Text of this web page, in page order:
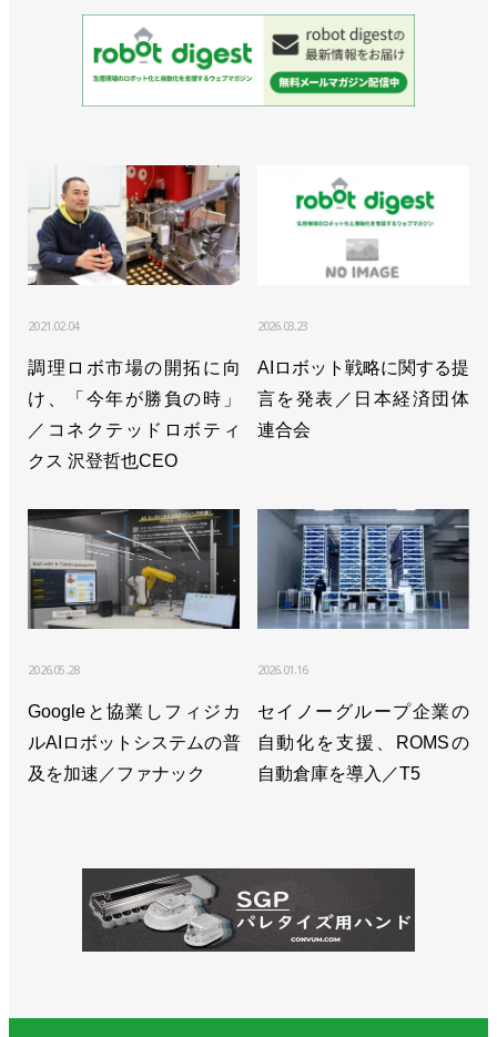
組み付けに／安川電機
>>FSW対応で切削にも使える高剛性ロボットを発売
>>通期見通しは下方修正、次世代ロボットは成長の
エンジンになると確信／安川電機
>>ジェイテクト製PLCと直接接続できるコントロー
ラーを発売／安川電機
>>アステラス製薬と新たな細胞医療プラットフォー
ムの構築に向けた覚書を締結／安川電機
>>売上収益が過去最高、24年後半の動きに備える／
安川電機
>>キュウリの葉かき作業ロボット、本格導入へ／安
川電機
>>i³-Mechatronicsを実現するコントローラーソリュ
テージへ 本気で未自動化領域に挑む／安川電機
小川昌寛社長
>>部品調達が正常化し、上半期は過去最高の業績／
安川電機
2021.02.04
調理ロボ市場の開拓に向
け、「今年が勝負の時」
／コネクテッドロボティ
クス 沢登哲也CEO
2026.03.23
AIロボット戦略に関する提
言を発表／日本経済団体
連合会
2026.05.28
Googleと協業しフィジカ
ルAIロボットシステムの普
及を加速／ファナック
2026.01.16
セイノーグループ企業の
自動化を支援、ROMSの
自動倉庫を導入／T5